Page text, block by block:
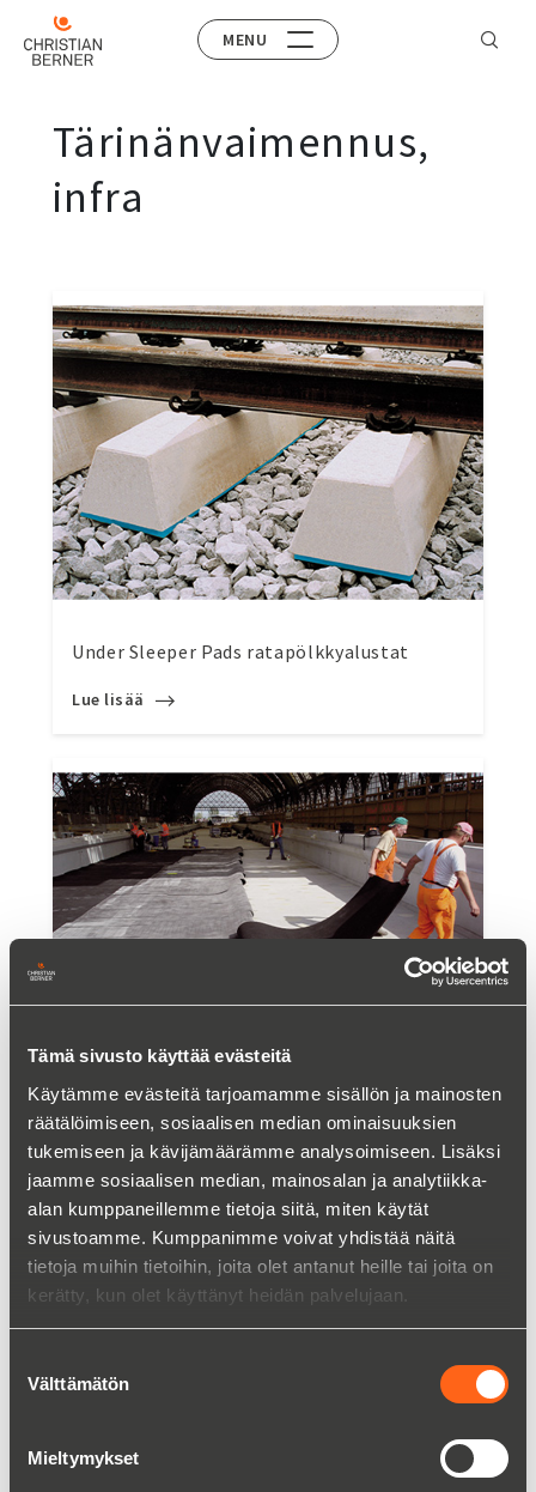
Tämä sivusto käyttää evästeitä
Käytämme evästeitä tarjoamamme sisällön ja mainosten
räätälöimiseen, sosiaalisen median ominaisuuksien
tukemiseen ja kävijämäärämme analysoimiseen. Lisäksi
jaamme sosiaalisen median, mainosalan ja analytiikka-
alan kumppaneillemme tietoja siitä, miten käytät
sivustoamme. Kumppanimme voivat yhdistää näitä
tietoja muihin tietoihin, joita olet antanut heille tai joita on
kerätty, kun olet käyttänyt heidän palvelujaan.
valinta
Välttämätön
Mieltymykset
MENU
Tärinänvaimennus,
infra
Under Sleeper Pads ratapölkkyalustat
Lue lisää
Sepelinalusmatot SYLOMER & SYLODYN
Lue lisää